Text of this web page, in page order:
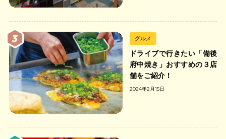
グルメ
ドライブで行きたい「備後
府中焼き」おすすめの３店
舗をご紹介！
2024年2月15日